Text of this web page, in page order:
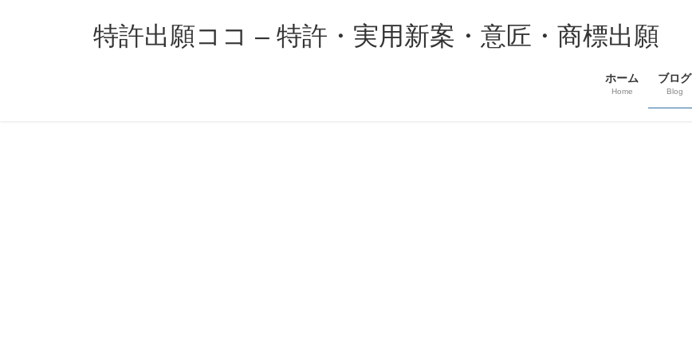
特許出願ココ – 特許・実用新案・意匠・商標出願
ホーム
Home
ブログ
Blog